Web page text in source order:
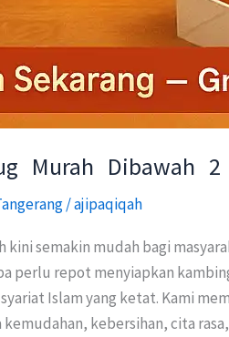
Murah Dibawah
/ajipaqiqah
kini semakin mudah bagi
perlu repot menyiapkan
Islam yang ketat. Kami
kebersihan, cita